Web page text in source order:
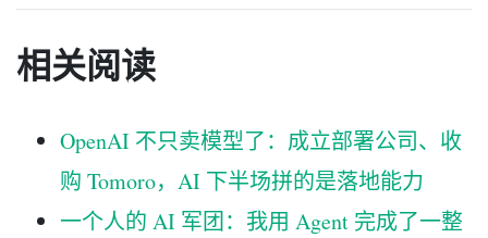
相关阅读
OpenAI 不只卖模型了：成立部署公司、收
购 Tomoro，AI 下半场拼的是落地能力
一个人的 AI 军团：我用 Agent 完成了一整